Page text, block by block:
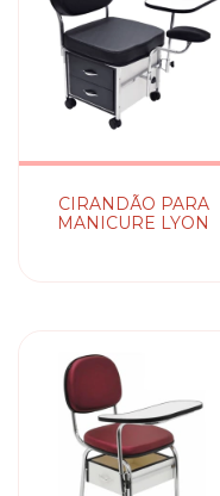
CIRANDÃO PARA
MANICURE LYON